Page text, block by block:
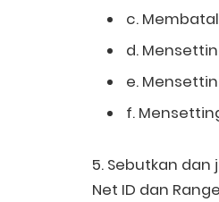
c.
d.
e.
f.
5. Sebutkan dan
Net ID dan